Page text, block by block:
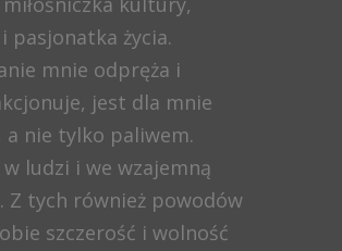
pasjonatka życia.
mnie odpręża i
jest dla mnie
a nie tylko paliwem.
ludzi i we wzajemną
Z tych również powodów
szczerość i wolność